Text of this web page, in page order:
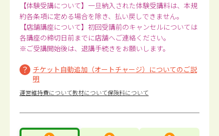
【体験受講について】一旦納入された体験受講料は、本規
約各条項に定める場合を除き、払い戻しできません。
【店舗講座について】初回受講前のキャンセルについては
各講座の締切日前までに店舗へご連絡ください。
※ご受講開始後は、退講手続きをお願いします。
チケット自動追加（オートチャージ）についてのご説
明
運営維持費について教材について保険料について